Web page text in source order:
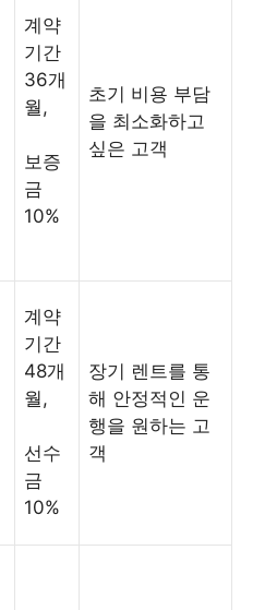
계약
기간
36개
월,
보증
금
10%
초기 비용 부담
을 최소화하고
싶은 고객
계약
기간
48개
월,
선수
금
10%
장기 렌트를 통
해 안정적인 운
행을 원하는 고
객